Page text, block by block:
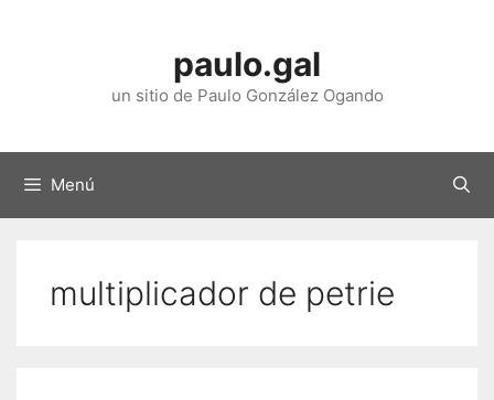
paulo.gal
un sitio de Paulo González Ogando
Menú
multiplicador de petrie